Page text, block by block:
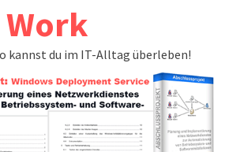
kannst du im IT-Alltag überleben!